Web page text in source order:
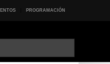
PROGRAMACIÓN